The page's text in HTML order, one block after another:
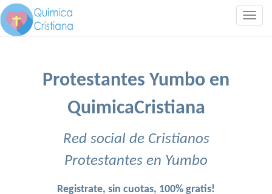
Protestantes Yumbo en
QuimicaCristiana
Red social de Cristianos
Protestantes en Yumbo
Registrate, sin cuotas, 100% gratis!